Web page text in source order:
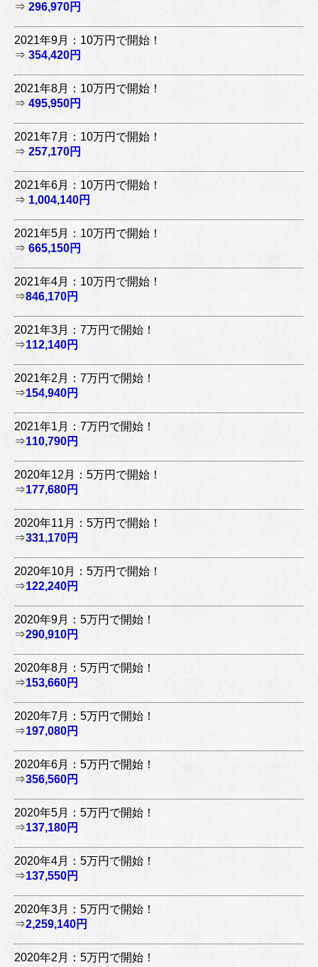
⇒ 296,970円
2021年9月：10万円で開始！
⇒ 354,420円
2021年8月：10万円で開始！
⇒ 495,950円
2021年7月：10万円で開始！
⇒ 257,170円
2021年6月：10万円で開始！
⇒ 1,004,140円
2021年5月：10万円で開始！
⇒ 665,150円
2021年4月：10万円で開始！
⇒846,170円
2021年3月：7万円で開始！
⇒112,140円
2021年2月：7万円で開始！
⇒154,940円
2021年1月：7万円で開始！
⇒110,790円
2020年12月：5万円で開始！
⇒177,680円
2020年11月：5万円で開始！
⇒331,170円
2020年10月：5万円で開始！
⇒122,240円
2020年9月：5万円で開始！
⇒290,910円
2020年8月：5万円で開始！
⇒153,660円
2020年7月：5万円で開始！
⇒197,080円
2020年6月：5万円で開始！
⇒356,560円
2020年5月：5万円で開始！
⇒137,180円
2020年4月：5万円で開始！
⇒137,550円
2020年3月：5万円で開始！
⇒2,259,140円
2020年2月：5万円で開始！